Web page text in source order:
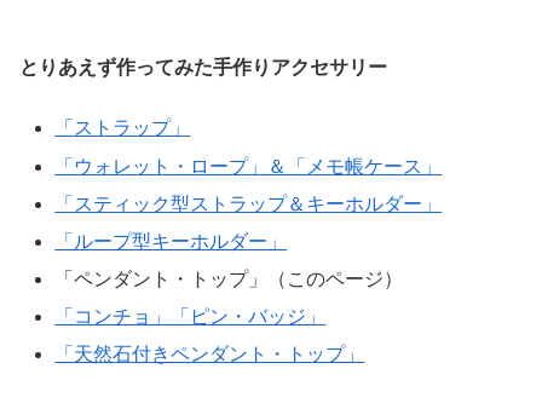
とりあえず作ってみた手作りアクセサリー
「ストラップ」
「ウォレット・ロープ」＆「メモ帳ケース」
「スティック型ストラップ＆キーホルダー」
「ループ型キーホルダー」
「ペンダント・トップ」（このページ）
「コンチョ」「ピン・バッジ」
「天然石付きペンダント・トップ」